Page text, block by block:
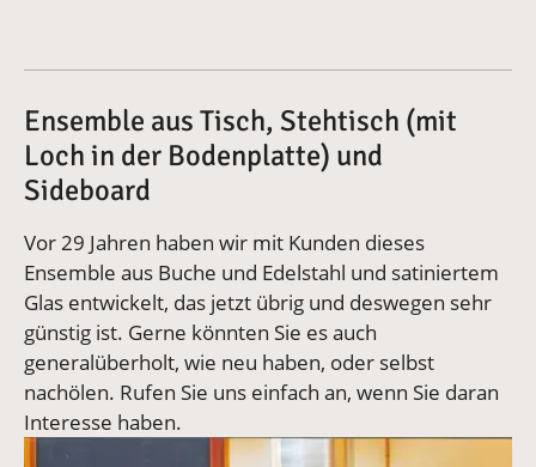
Vergrößerte Version anzeigen
Ensemble aus Tisch, Stehtisch (mit
Loch in der Bodenplatte) und
Sideboard
Vor 29 Jahren haben wir mit Kunden dieses
Ensemble aus Buche und Edelstahl und satiniertem
Glas entwickelt, das jetzt übrig und deswegen sehr
günstig ist. Gerne könnten Sie es auch
generalüberholt, wie neu haben, oder selbst
nachölen. Rufen Sie uns einfach an, wenn Sie daran
Interesse haben.